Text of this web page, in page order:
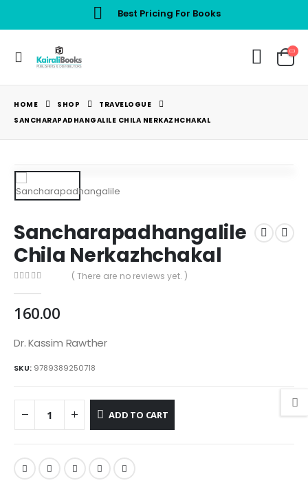
Best Pricing For Books
HOME SHOP
TRAVELOGUE
SANCHARAPADHANGALILE CHILA NERKAZHCHAKAL
Sancharapadhangalile
Chila Nerkazhchakal
( There are no reviews yet. )
160.00
Dr. Kassim Rawther
SKU: 9789389250718
ADD TO CART